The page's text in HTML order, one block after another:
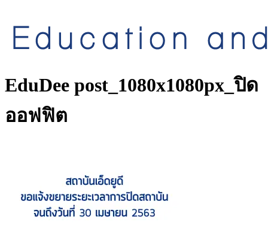
EduDee post_1080x1080px_ปิด
ออฟฟิต